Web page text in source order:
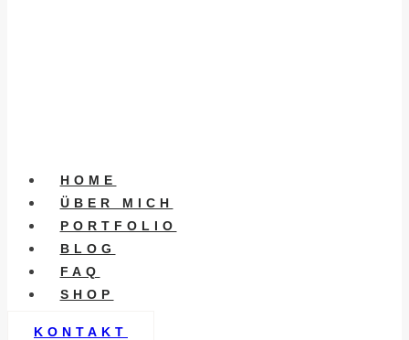
HOME
ÜBER MICH
PORTFOLIO
BLOG
FAQ
SHOP
KONTAKT